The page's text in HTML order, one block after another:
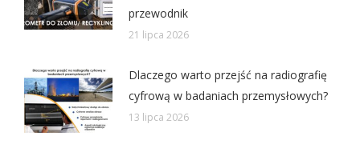
przewodnik
21 lipca 2026
Dlaczego warto przejść na radiografię
cyfrową w badaniach przemysłowych?
13 lipca 2026